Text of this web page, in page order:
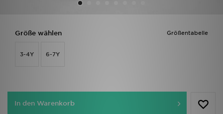
Größentabelle
Größe wählen
3-4Y 6-7Y
In den Warenkorb